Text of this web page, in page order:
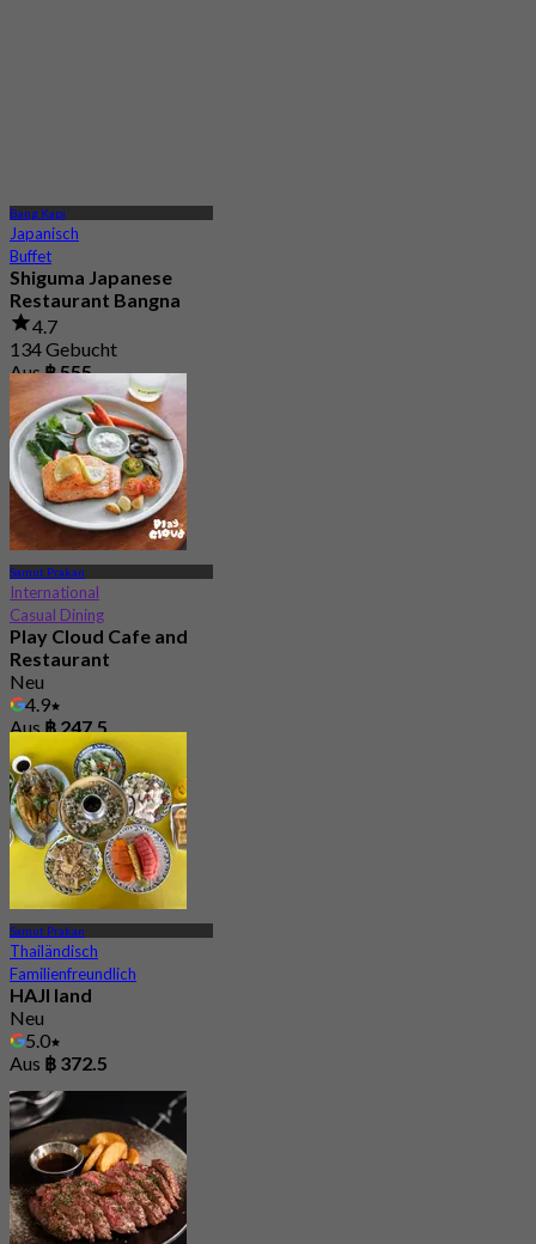
Bang Kapi
Japanisch
Buffet
Shiguma Japanese
Restaurant Bangna
4.7
134 Gebucht
Aus฿ 555
Samut Prakan
International
Casual Dining
Play Cloud Cafe and
Restaurant
Neu
4.9
Aus ฿ 247.5
Samut Prakan
Thailändisch
Familienfreundlich
HAJI land
Neu
5.0
Aus ฿ 372.5